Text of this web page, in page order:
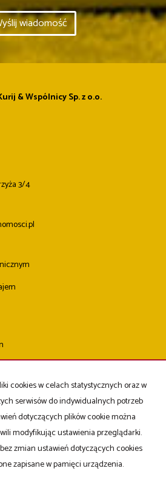
& Wspólnicy Sp. z o.o.
3/4
Sprzedaj Kontakt
cookies w celach statystycznych oraz w
serwisów do indywidualnych potrzeb
dotyczących plików cookie można
modyfikując ustawienia przeglądarki.
zmian ustawień dotyczących cookies
zapisane w pamięci urządzenia.